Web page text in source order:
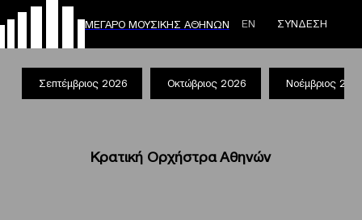
ΜΕΓΑΡΟ ΜΟΥΣΙΚΗΣ ΑΘΗΝΩΝ ΕΝ ΣΥΝΔΕΣΗ
Σεπτέμβριος 2026 Οκτώβριος 2026 Νοέμβριος
Κρατική Ορχήστρα Αθηνών